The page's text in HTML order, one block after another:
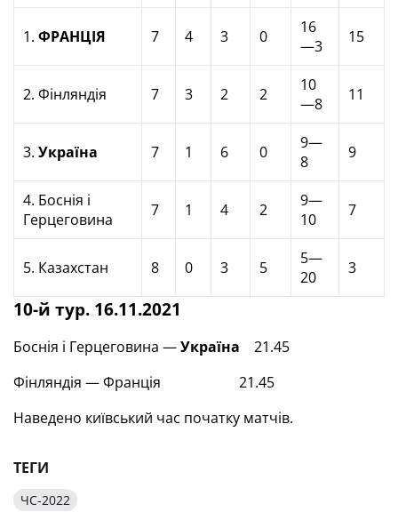
1. ФРАНЦІЯ 7 4 3 0
16
—3
15
2. Фінляндія 7 3 2 2
10
—8
11
3. Україна 7 1 6 0
9—
8
9
4. Боснія і
Герцеговина
7 1 4 2
9—
10
7
5. Казахстан 8 0 3 5
5—
20
3
10-й тур. 16.11.2021
Боснія і Герцеговина —Україна 21.45
Фінляндія — Франція 21.45
Наведено київський час початку матчів.
ТЕГИ
ЧС-2022